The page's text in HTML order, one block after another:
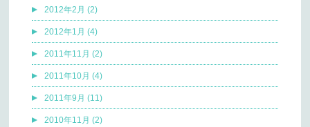
2012年2月 (2)
2012年1月 (4)
2011年11月 (2)
2011年10月 (4)
2011年9月 (11)
2010年11月 (2)